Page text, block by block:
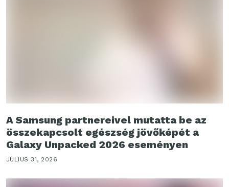
A Samsung partnereivel mutatta be az
összekapcsolt egészség jövőképét a
Galaxy Unpacked 2026 eseményen
JÚLIUS 31, 2026